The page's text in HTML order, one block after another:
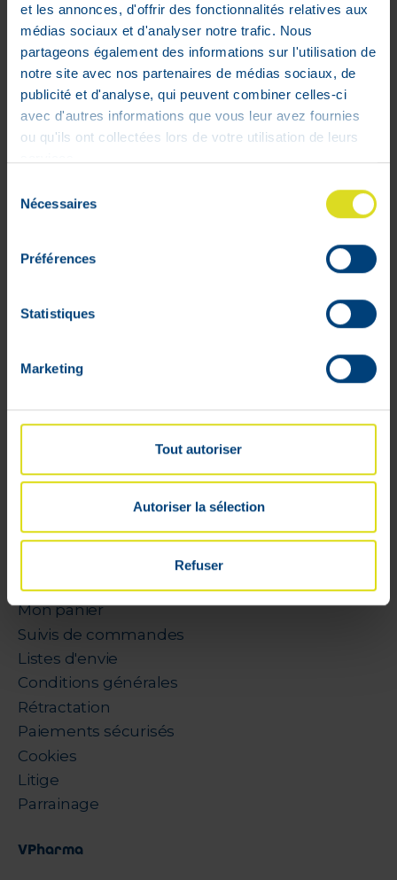
et les annonces, d'offrir des fonctionnalités relatives aux
médias sociaux et d'analyser notre trafic. Nous
partageons également des informations sur l'utilisation de
notre site avec nos partenaires de médias sociaux, de
publicité et d'analyse, qui peuvent combiner celles-ci
avec d'autres informations que vous leur avez fournies
ou qu'ils ont collectées lors de votre utilisation de leurs
Nécessaires
Préférences
Statistiques
Marketing
Tout autoriser
Autoriser la sélection
Refuser
Résultats sur écran digital plus faciles à
lire et sans ambiguité
L'affichage sur écran digital est plus facile
à lire et sans ambiguité. Il présente un
smiley lorsque le test a identifié les jours
les plus fertiles, de manière à ce que vous
sachiez que votre corps est prêt.
Fiable à + de 99 % (fertilité maximale)
Détection du pic de LH avec une fiabilité
hormones a identifié 4 jours fertiles ou
que 2 jours de fertilité élevée) dans 80%
des cycles
Mon compte
Livraisons
Mon panier
Suivis de commandes
Listes d'envie
Conditions générales
Rétractation
Paiements sécurisés
Cookies
Litige
Parrainage
VPharma